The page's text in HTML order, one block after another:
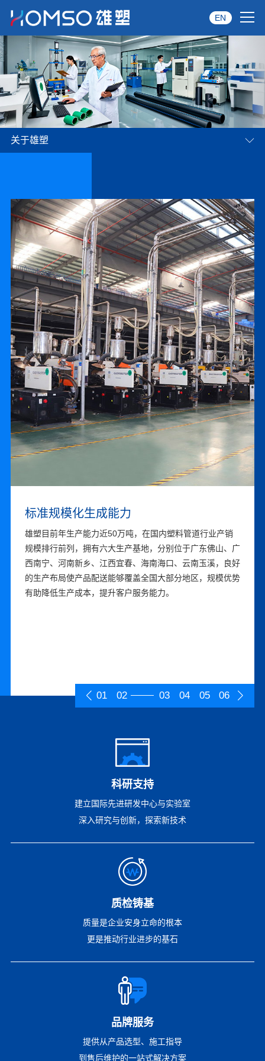
首页
关于雄塑
产品中心
品牌服务
资讯中心
经销商专区
经典案例
联系我们
EN
关于雄塑
雄塑六力并进
筑就时代巨擎
01
卓越的品牌运营能力
自成立以来，雄塑先后获得“广东省名牌产品”“中国驰名商
标”、“中国管材市场**竞争力10强企业”、“中国管材行业十
大功勋企业”、“中国企业五星品牌”等荣誉。持续优化产品
设计、加工制造、品质检测、客户服务等生产、服务全流
程，通过提供卓越的产品与服务品质，不断丰富产品品牌价
02
标准规模化生成能力
雄塑目前年生产能力近50万吨，在国内塑料管道行业产销
规模排行前列，拥有六大生产基地，分别位于广东佛山、广
西南宁、河南新乡、江西宜春、海南海口、云南玉溪，良好
的生产布局使产品配送能够覆盖全国大部分地区，规模优势
有助降低生产成本，提升客户服务能力。
曾参与多项行业标准编制，是国家级高新技术企业，拥有国
家CNAS认可工程实验室，研发管理体系完备，研发团队经
验丰富。持续创新生产工艺，提升产品性能；加大研发力
度，完善自主知识产权，技术与工艺成果落地转化成效显
著。产品涵括PVC、PPR、PE三大系列管道产品，细分品
雄塑深耕行业多年，建立了直销团队、经销商、工程服务商
等在内的多渠道销售体系，具有较强的营销和服务能力。在
主要省份的地级城市和重要的县级城市设立经销商，与雄塑
合作的经销商超过500家，并与水务、农业、电网、通信等
行业众多知名企业建立了长期稳定的合作关系。针对经销
雄塑深度执行ISO质量管控体系，强化生产计划管理，完善
质量管理体系，原材料采购、制造和物流等各个环节合理衔
接。拥有一大批先进的生产和检测设备，经过长期的生产实
践，掌握一系列先进的工艺手段，不断对设备生产线优化设
计，提升生产的智能化、数字化管理水平。雄塑的精益生产
雄塑秉承“雄心永固、塑造未来”的远大梦想，指导和规范企
业经营活动，形成独特的企业文化，具备强大的团队凝聚
力。持续加强人力资源体系建设，根据战略需要推动组织变
革，优化考核、激励机制，已建立具备行业专业背景、形成
梯队的高素质人才团队。现有的高级管理人员和核心技术人
01 02 03 04 05 06
科研支持
建立国际先进研发中心与实验室
深入研究与创新，探索新技术
质检铸基
质量是企业安身立命的根本
更是推动行业进步的基石
品牌服务
提供从产品选型、施工指导
到售后维护的一站式解决方案